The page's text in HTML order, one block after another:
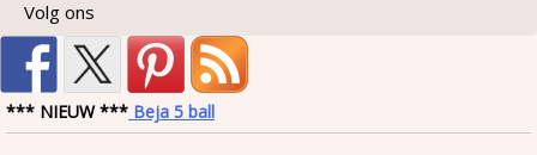
Volg ons
*** NIEUW *** Beja 5 ball